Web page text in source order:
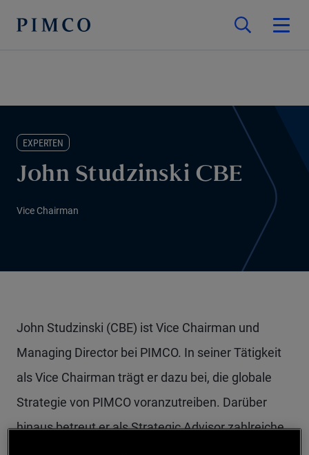
EXPERTEN
John Studzinski CBE
Vice Chairman
John Studzinski (CBE) ist Vice Chairman und
Managing Director bei PIMCO. In seiner Tätigkeit
als Vice Chairman trägt er dazu bei, die globale
Strategie von PIMCO voranzutreiben. Darüber
hinaus betreut er als Strategic Advisor zahlreiche